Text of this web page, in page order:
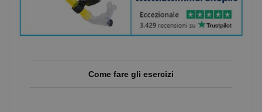
Come fare gli esercizi